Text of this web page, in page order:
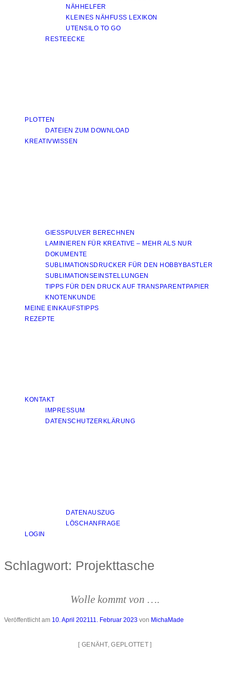
NÄHHELFER
KLEINES NÄHFUSS LEXIKON
UTENSILO TO GO
RESTEECKE
PLOTTEN
DATEIEN ZUM DOWNLOAD
KREATIVWISSEN
GIESSPULVER BERECHNEN
LAMINIEREN FÜR KREATIVE – MEHR ALS NUR
DOKUMENTE
SUBLIMATIONSDRUCKER FÜR DEN HOBBYBASTLER
SUBLIMATIONSEINSTELLUNGEN
TIPPS FÜR DEN DRUCK AUF TRANSPARENTPAPIER
KNOTENKUNDE
MEINE EINKAUFSTIPPS
REZEPTE
KONTAKT
IMPRESSUM
DATENSCHUTZERKLÄRUNG
DATENAUSZUG
LÖSCHANFRAGE
LOGIN
Schlagwort: Projekttasche
Wolle kommt von ….
Veröffentlicht am 10. April 2021 11. Februar 2023 von MichaMade
[ GENÄHT,GEPLOTTET ]